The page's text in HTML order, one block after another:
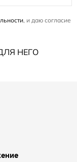
, и даю согласие
НЕГО